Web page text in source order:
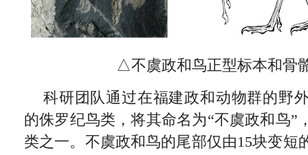
△不虞政和鸟正型标本和骨
科研团队通过在福建政和动物群的野
的侏罗纪鸟类，将其命名为“不虞政和鸟”
类之一。不虞政和鸟的尾部仅由15块变短